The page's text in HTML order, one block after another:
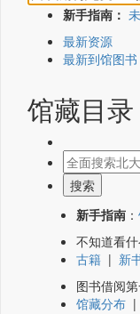
新手指南：
最新资源
最新到馆图书
馆藏目录
新手指南 ：
不知道看
古籍 | 新
图书借阅第
馆藏分布 |